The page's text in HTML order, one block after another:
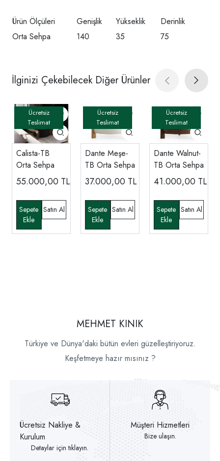
Ürün Ölçüleri Genişlik Yükseklik
Derinlik
Orta Sehpa
140 35 75
İlginizi Çekebilecek Diğer Ürünler
Calista-TB
Orta Sehpa
55.000,00 TL
Dante Meşe-
TB Orta Sehpa
37.000,00 TL
Dante Walnut-
TB Orta Sehpa
41.000,00 TL
MEHMET KINIK
Türkiye ve Dünya'daki bütün evleri güzelleştiriyoruz.
Keşfetmeye hazır mısınız ?
Ücretsiz Nakliye &
Kurulum
Detaylar için tıklayın.
Müşteri Hizmetleri
Bize ulaşın.